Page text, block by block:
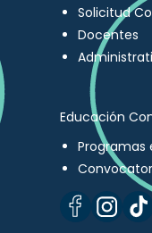
Solicitud
Docentes
Educación
Programas